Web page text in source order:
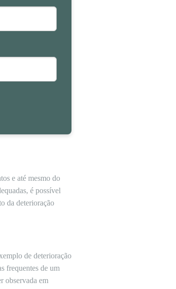
e até mesmo do
é possível
da deterioração
de deterioração
frequentes de um
observada em